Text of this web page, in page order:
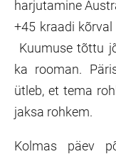
harjutamine
+45 kraadi
Kuumuse tõttu
ka rooman.
ütleb, et tema
jaksa rohkem.
Kolmas päev